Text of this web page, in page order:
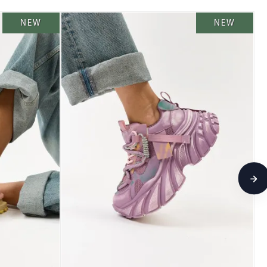
NEW NEW